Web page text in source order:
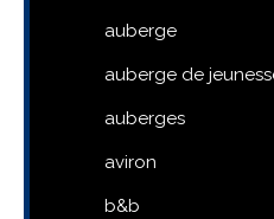
auberge
auberge de
auberges
aviron
b&b